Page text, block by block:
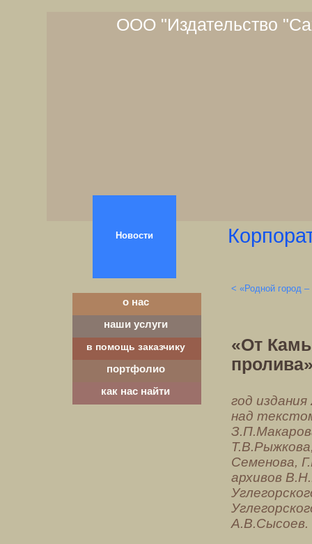
ООО "Издательство
о нас
наши услуги
в помощь заказчику
портфолио
как нас найти
< «Родной город
«От
год
над
Семенова,
архивов
А.В.Сысоев.
Новости